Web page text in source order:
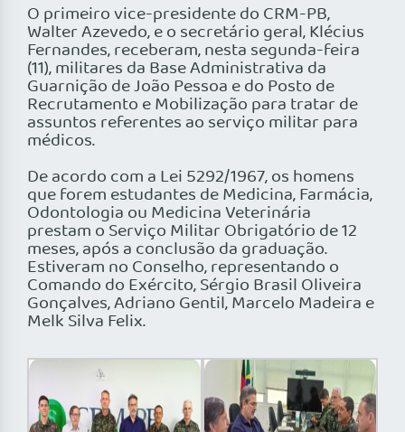
O primeiro vice-presidente do CRM-PB,
Walter Azevedo, e o secretário geral, Klécius
Fernandes, receberam, nesta segunda-feira
(11), militares da Base Administrativa da
Guarnição de João Pessoa e do Posto de
Recrutamento e Mobilização para tratar de
assuntos referentes ao serviço militar para
médicos.
De acordo com a Lei 5292/1967, os homens
que forem estudantes de Medicina, Farmácia,
Odontologia ou Medicina Veterinária
prestam o Serviço Militar Obrigatório de 12
meses, após a conclusão da graduação.
Estiveram no Conselho, representando o
Comando do Exército, Sérgio Brasil Oliveira
Gonçalves, Adriano Gentil, Marcelo Madeira e
Melk Silva Felix.